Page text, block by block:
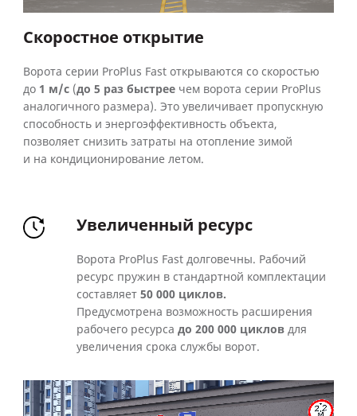
Скоростное открытие
Ворота серии ProPlus Fast открываются со скоростью
до 1 м/с (до 5 раз быстрее чем ворота серии ProPlus
аналогичного размера). Это увеличивает пропускную
способность и энергоэффективность объекта,
позволяет снизить затраты на отопление зимой
и на кондиционирование летом.
Увеличенный ресурс
Ворота ProPlus Fast долговечны. Рабочий
ресурс пружин в стандартной комплектации
составляет50 000 циклов.
Предусмотрена возможность расширения
рабочего ресурсадо 200 000 цикловдля
увеличения срока службы ворот.